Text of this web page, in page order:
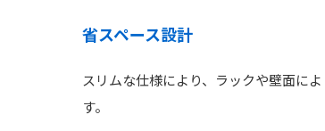
省スペース設計
スリムな仕様により、ラックや壁面に
す。